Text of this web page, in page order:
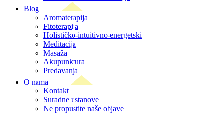
Blog
Aromaterapija
Fitoterapija
Holističko-intuitivno-energetski
Meditacija
Masaža
Akupunktura
Predavanja
O nama
Kontakt
Suradne ustanove
Ne propustite naše objave